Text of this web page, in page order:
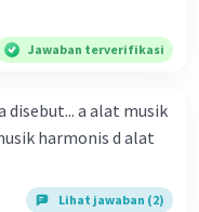
Jawaban terverifikasi
a alat musik
harmonis d alat
Lihat jawaban (2)